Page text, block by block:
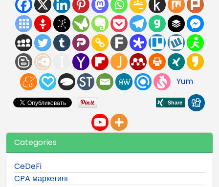
Yum
Categories
CeDeFi
CPA маркетинг